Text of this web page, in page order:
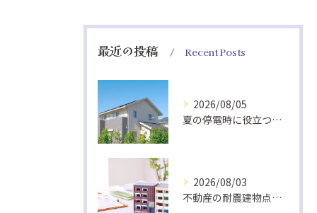
最近の投稿 Recent Posts
2026/08/05
夏の停電時に役立つ非常食と快適グッズ
2026/08/03
不動産の耐震建物点検基準解説